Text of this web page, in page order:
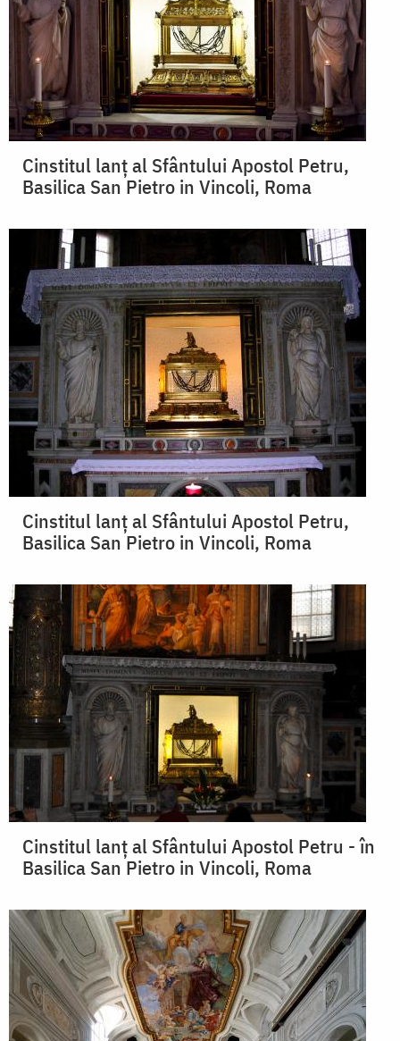
Cinstitul lanț al Sfântului Apostol Petru,
Basilica San Pietro in Vincoli, Roma
Cinstitul lanț al Sfântului Apostol Petru,
Basilica San Pietro in Vincoli, Roma
Cinstitul lanț al Sfântului Apostol Petru - în
Basilica San Pietro in Vincoli, Roma